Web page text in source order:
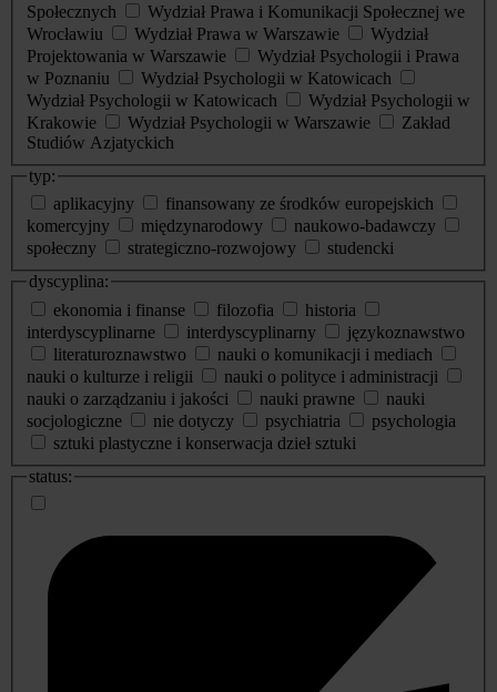
Społecznych
Wydział Prawa i Komunikacji Społecznej we
Wrocławiu
Wydział Prawa w Warszawie
Wydział
Projektowania w Warszawie
Wydział Psychologii i Prawa
w Poznaniu
Wydział Psychologii w Katowicach
Wydział Psychologii w Katowicach
Wydział Psychologii w
Krakowie
Wydział Psychologii w Warszawie
Zakład
Studiów Azjatyckich
typ:
aplikacyjny
finansowany ze środków europejskich
komercyjny
międzynarodowy
naukowo-badawczy
społeczny
strategiczno-rozwojowy
studencki
dyscyplina:
ekonomia i finanse
filozofia
historia
interdyscyplinarne
interdyscyplinarny
językoznawstwo
literaturoznawstwo
nauki o komunikacji i mediach
nauki o kulturze i religii
nauki o polityce i administracji
nauki o zarządzaniu i jakości
nauki prawne
nauki
socjologiczne
nie dotyczy psychiatria
psychologia
sztuki plastyczne i konserwacja dzieł sztuki
status: